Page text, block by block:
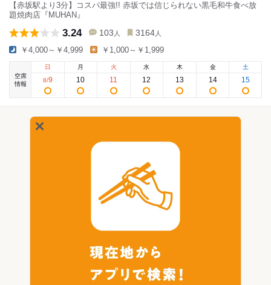
【赤坂駅より3分】コスパ最強!! 赤坂では信じられない黒毛和牛食べ放
題焼肉店『MUHAN』
3.24 103 人 3164 人
￥4,000～￥4,999 ￥1,000～￥1,999
空席
情報
日
8/9
月
10
火
11
水
12
木
13
金
14
土
15